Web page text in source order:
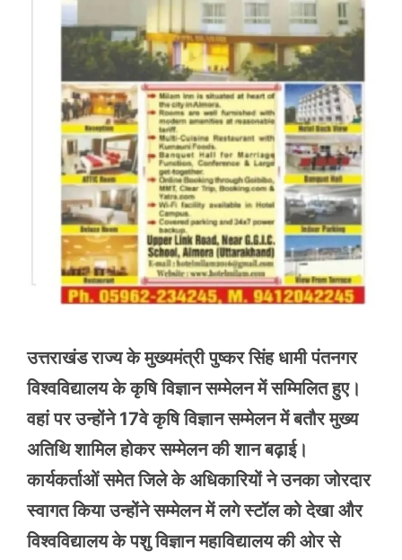
उत्तराखंड राज्य के मुख्यमंत्री पुष्कर सिंह धामी पंतनगर
विश्वविद्यालय के कृषि विज्ञान सम्मेलन में सम्मिलित हुए।
वहां पर उन्होंने 17वे कृषि विज्ञान सम्मेलन में बतौर मुख्य
अतिथि शामिल होकर सम्मेलन की शान बढ़ाई।
कार्यकर्ताओं समेत जिले के अधिकारियों ने उनका जोरदार
स्वागत किया उन्होंने सम्मेलन में लगे स्टॉल को देखा और
विश्वविद्यालय के पशु विज्ञान महाविद्यालय की ओर से